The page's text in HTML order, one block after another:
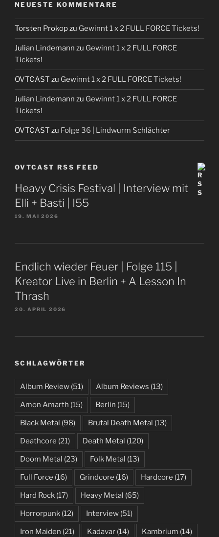
NEUESTE KOMMENTARE
Torsten Prokopzu Gewinnt 1 x 2 FULL FORCE Tickets!
Julian Lindemann zu Gewinnt 1 x 2 FULL FORCE
Tickets!
OVTCAST zu Gewinnt 1 x 2 FULL FORCE Tickets!
Julian Lindemann zu Gewinnt 1 x 2 FULL FORCE
Tickets!
OVTCAST zu Folge 36 | Lindwurm Schlächter
OVTCAST RSS FEED
Heavy Crisis Festival | Interview mit
Elli + Basti | I55
19. MAI 2026
Endlich wieder Feuer | Folge 115 |
Kreator Live in Berlin + A Lesson In
Thrash
20. APRIL 2026
SCHLAGWÖRTER
Album Review (51) Album Reviews (13)
Amon Amarth (15) Berlin (15)
Black Metal (98) Brutal Death Metal (13)
Deathcore (21) Death Metal (120)
Doom Metal (23) Folk Metal (13)
Full Force (16) Grindcore (16) Hardcore (17)
Hard Rock (17) Heavy Metal (65)
Horrorpunk (12) Interview (51)
Iron Maiden (21) Kadavar (14) Kambrium (14)